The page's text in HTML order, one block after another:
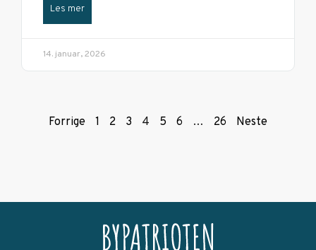
Les mer
14. januar, 2026
Forrige 1 2 3 4 5 6 … 26 Neste